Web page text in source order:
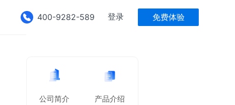
400-9282-589 登录 免费体验
公司简介 产品介绍